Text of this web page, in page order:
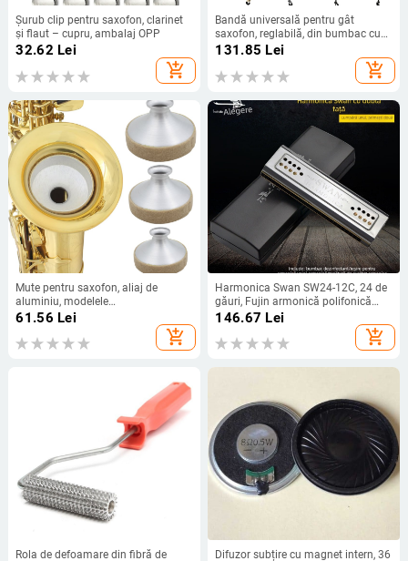
Șurub clip pentru saxofon, clarinet
și flaut – cupru, ambalaj OPP
32.62 Lei
add_shopping_cart
Bandă universală pentru gât
saxofon, reglabilă, din bumbac cu
elemente metalice, design brodat,
131.85 Lei
add_shopping_cart
Mute pentru saxofon, aliaj de
aluminiu, modelele
ND111/ND112/ND113, silențios
61.56 Lei
add_shopping_cart
Harmonica Swan SW24-12C, 24 de
găuri, Fujin armonică polifonică
dublă, capac cromat din cupru,
146.67 Lei
add_shopping_cart
Rola de defoamare din fibră de
Difuzor subțire cu magnet intern, 36